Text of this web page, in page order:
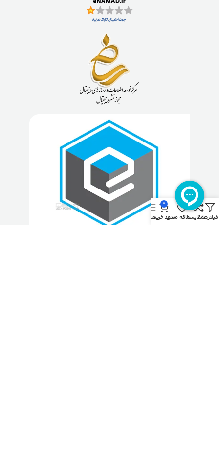
فیلترهامقایسهعلاقه مندی
0
سبد خریدمنو